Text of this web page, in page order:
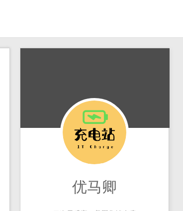
优马卿